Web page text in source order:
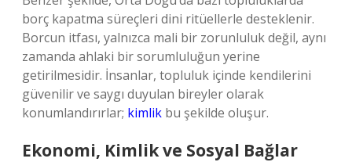
borç kapatma süreçleri dini ritüellerle desteklenir.
Borcun itfası, yalnızca mali bir zorunluluk değil, aynı
zamanda ahlaki bir sorumluluğun yerine
getirilmesidir. İnsanlar, topluluk içinde kendilerini
güvenilir ve saygı duyulan bireyler olarak
konumlandırırlar; kimlik bu şekilde oluşur.
Ekonomi, Kimlik ve Sosyal Bağlar